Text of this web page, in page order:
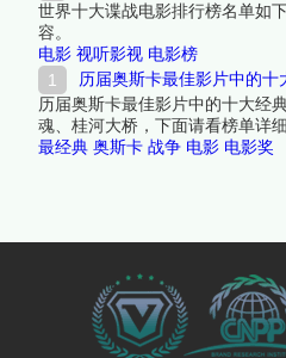
世界十大谍战电影排行榜名单如
容。
电影 视听影视 电影榜
历届奥斯卡最佳影片中的
历届奥斯卡最佳影片中的十大经
魂、桂河大桥，下面请看榜单详细
最经典 奥斯卡 战争 电影 电影奖